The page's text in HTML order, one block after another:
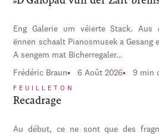
Eng Galerie um véierte Stack. Aus
ënnen schaalt Pianosmusek a Gesang
A sengem mat Bicherregaler…
Frédéric Braun 6 Août 2026 9 min
FEUILLETON
Recadrage
Au début, ce ne sont que des